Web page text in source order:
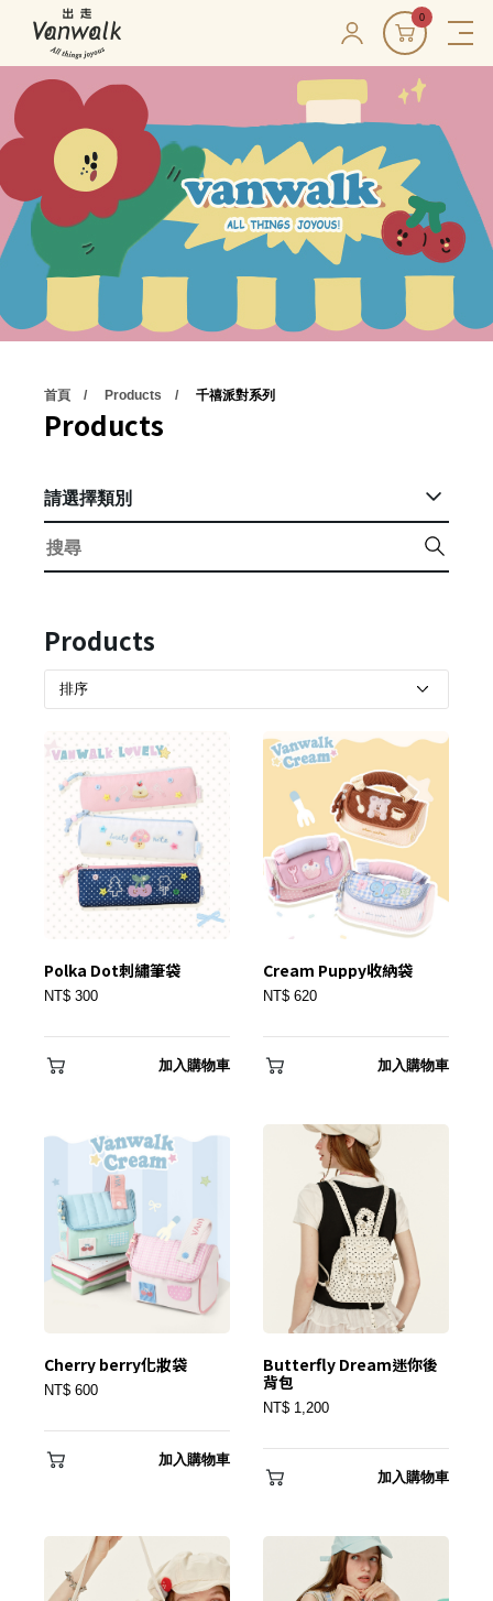
0
首頁 Products 千禧派對系列
Products
請選擇類別
Products
Polka Dot刺繡筆袋
NT$ 300
加入購物車
Cream Puppy收納袋
NT$ 620
加入購物車
Cherry berry化妝袋
NT$ 600
加入購物車
Butterfly Dream迷你後
背包
NT$ 1,200
加入購物車